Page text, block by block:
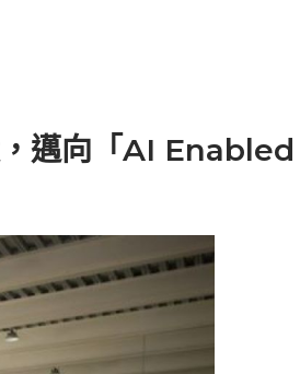
邁向「AI Enabled